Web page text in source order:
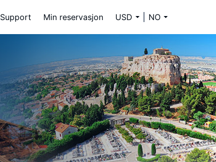
Support Min reservasjon USD NO